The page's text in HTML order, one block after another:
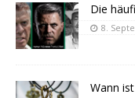
Die
8.
Wann